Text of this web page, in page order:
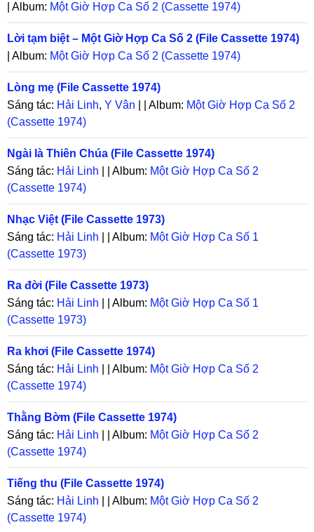
| Album: Một Giờ Hợp Ca Số 2 (Cassette 1974)
Lời tạm biệt – Một Giờ Hợp Ca Số 2 (File Cassette 1974)
| Album: Một Giờ Hợp Ca Số 2 (Cassette 1974)
Lòng mẹ (File Cassette 1974)
Sáng tác: Hải Linh, Y Vân | | Album: Một Giờ Hợp Ca Số 2
(Cassette 1974)
Ngài là Thiên Chúa (File Cassette 1974)
Sáng tác: Hải Linh | | Album: Một Giờ Hợp Ca Số 2
(Cassette 1974)
Nhạc Việt (File Cassette 1973)
Sáng tác: Hải Linh | | Album: Một Giờ Hợp Ca Số 1
(Cassette 1973)
Ra đời (File Cassette 1973)
Sáng tác: Hải Linh | | Album: Một Giờ Hợp Ca Số 1
(Cassette 1973)
Ra khơi (File Cassette 1974)
Sáng tác: Hải Linh | | Album: Một Giờ Hợp Ca Số 2
(Cassette 1974)
Thằng Bờm (File Cassette 1974)
Sáng tác: Hải Linh | | Album: Một Giờ Hợp Ca Số 2
(Cassette 1974)
Tiếng thu (File Cassette 1974)
Sáng tác: Hải Linh | | Album: Một Giờ Hợp Ca Số 2
(Cassette 1974)